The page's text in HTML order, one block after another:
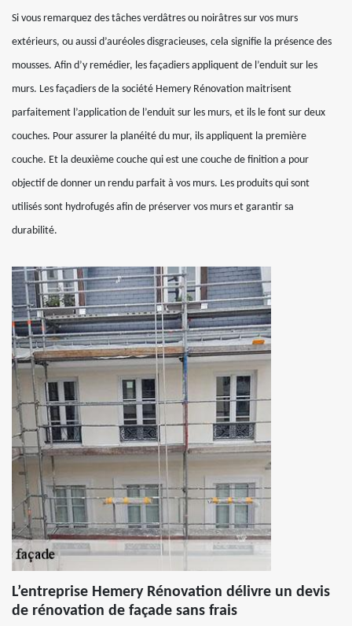
Si vous remarquez des tâches verdâtres ou noirâtres sur vos murs
extérieurs, ou aussi d’auréoles disgracieuses, cela signifie la présence des
mousses. Afin d’y remédier, les façadiers appliquent de l’enduit sur les
murs. Les façadiers de la société Hemery Rénovation maitrisent
parfaitement l’application de l’enduit sur les murs, et ils le font sur deux
couches. Pour assurer la planéité du mur, ils appliquent la première
couche. Et la deuxième couche qui est une couche de finition a pour
objectif de donner un rendu parfait à vos murs. Les produits qui sont
utilisés sont hydrofugés afin de préserver vos murs et garantir sa
durabilité.
L’entreprise Hemery Rénovation délivre un devis
de rénovation de façade sans frais